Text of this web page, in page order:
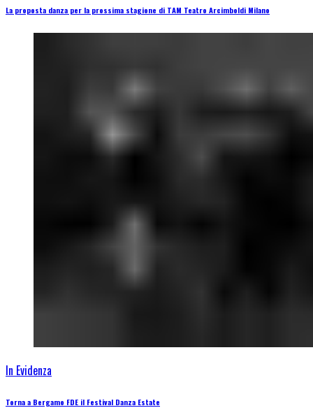
La proposta danza per la prossima stagione di TAM Teatro Arcimboldi Milano
In Evidenza
Torna a Bergamo FDE il Festival Danza Estate